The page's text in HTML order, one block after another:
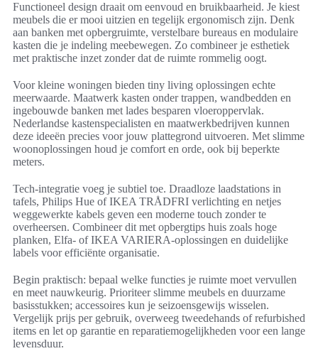
Functioneel design draait om eenvoud en bruikbaarheid. Je kiest
meubels die er mooi uitzien en tegelijk ergonomisch zijn. Denk
aan banken met opbergruimte, verstelbare bureaus en modulaire
kasten die je indeling meebewegen. Zo combineer je esthetiek
met praktische inzet zonder dat de ruimte rommelig oogt.
Voor kleine woningen bieden tiny living oplossingen echte
meerwaarde. Maatwerk kasten onder trappen, wandbedden en
ingebouwde banken met lades besparen vloeroppervlak.
Nederlandse kastenspecialisten en maatwerkbedrijven kunnen
deze ideeën precies voor jouw plattegrond uitvoeren. Met slimme
woonoplossingen houd je comfort en orde, ook bij beperkte
meters.
Tech-integratie voeg je subtiel toe. Draadloze laadstations in
tafels, Philips Hue of IKEA TRÅDFRI verlichting en netjes
weggewerkte kabels geven een moderne touch zonder te
overheersen. Combineer dit met opbergtips huis zoals hoge
planken, Elfa- of IKEA VARIERA-oplossingen en duidelijke
labels voor efficiënte organisatie.
Begin praktisch: bepaal welke functies je ruimte moet vervullen
en meet nauwkeurig. Prioriteer slimme meubels en duurzame
basisstukken; accessoires kun je seizoensgewijs wisselen.
Vergelijk prijs per gebruik, overweeg tweedehands of refurbished
items en let op garantie en reparatiemogelijkheden voor een lange
levensduur.